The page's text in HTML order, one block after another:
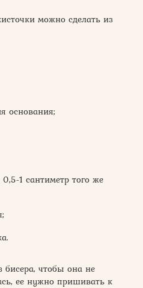
можно сделать из
основания;
1 сантиметр того же
бисера, чтобы она не
ее нужно пришивать к